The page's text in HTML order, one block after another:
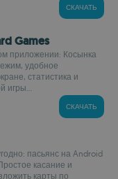
СКАЧАТЬ
Games
приложении: Косынка
удобное
статистика и
игры...
СКАЧАТЬ
пасьянс на Android
касание и
карты по